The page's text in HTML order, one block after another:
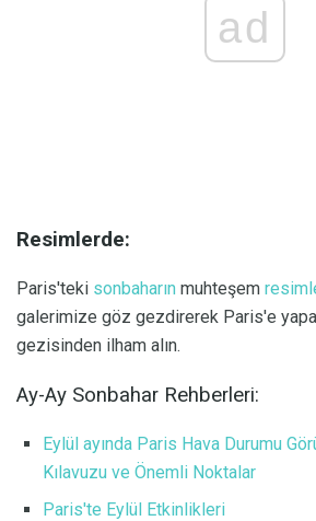
ad
Resimlerde:
Paris'teki sonbaharın muhteşem
galerimize göz gezdirerek Paris'e
gezisinden ilham alın.
Ay-Ay Sonbahar Rehberleri:
Eylül ayında Paris Hava Durumu
Kılavuzu ve Önemli Noktalar
Paris'te Eylül Etkinlikleri